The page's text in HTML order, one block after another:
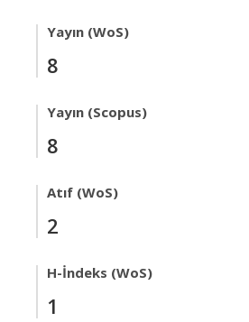
Yayın (WoS)
8
Yayın (Scopus)
8
Atıf (WoS)
2
H-İndeks (WoS)
1